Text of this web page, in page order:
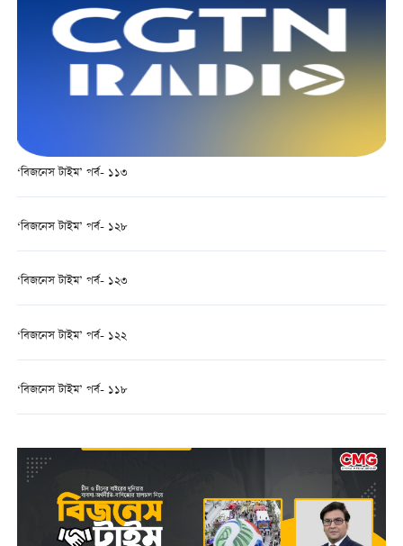
‘বিজনেস টাইম’ পর্ব- ১১৩
‘বিজনেস টাইম’ পর্ব- ১২৮
‘বিজনেস টাইম’ পর্ব- ১২৩
‘বিজনেস টাইম’ পর্ব- ১২২
‘বিজনেস টাইম’ পর্ব- ১১৮